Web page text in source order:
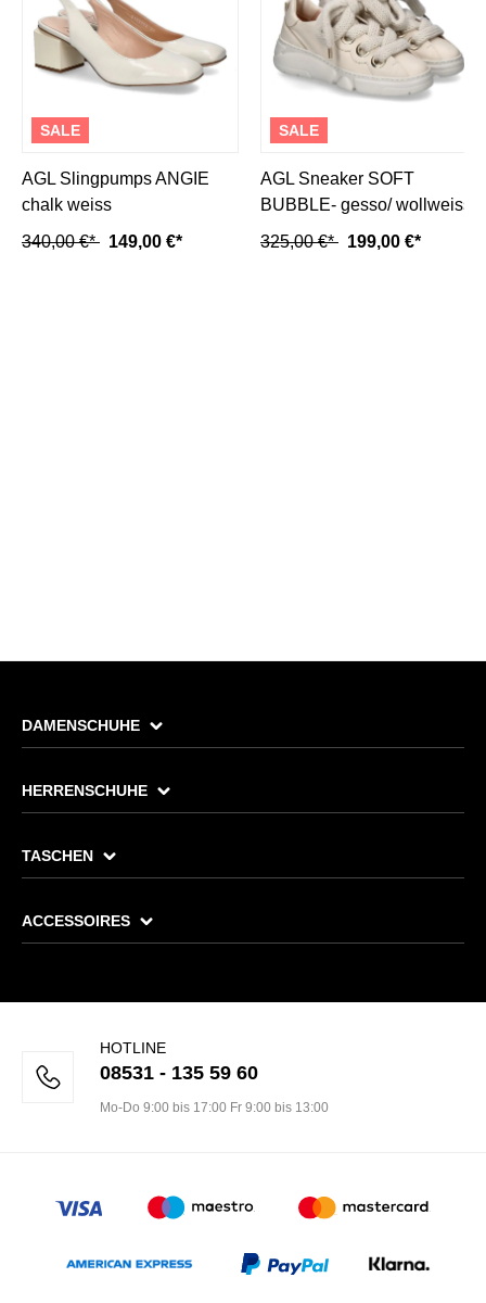
SALE
AGL Slingpumps ANGIE
chalk weiss
340,00 €* 149,00 €*
SALE
AGL Sneaker SOFT
BUBBLE- gesso/ wollweiss
325,00 €* 199,00 €*
DAMENSCHUHE
HERRENSCHUHE
TASCHEN
ACCESSOIRES
HOTLINE
08531 - 135 59 60
Mo-Do 9:00 bis 17:00 Fr 9:00 bis 13:00